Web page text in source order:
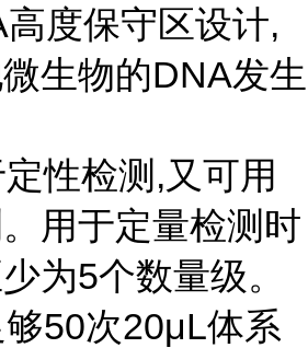
度保守区设计,
生物的DNA发生
性检测,又可用
用于定量检测时
为5个数量级。
50次20μL体系